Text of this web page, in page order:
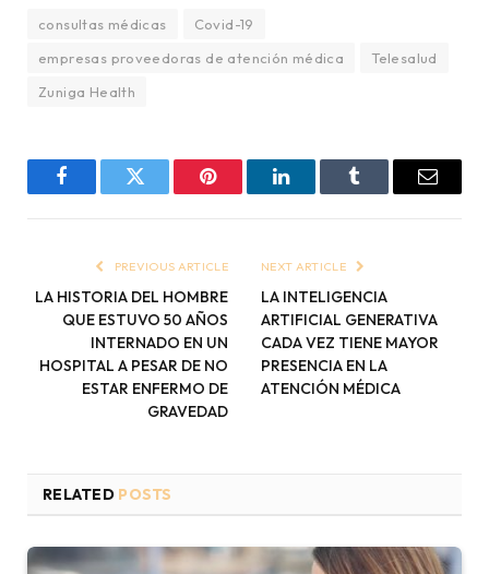
consultas médicas
Covid-19
empresas proveedoras de atención médica
Telesalud
Zuniga Health
FacebookTwitter Pinterest LinkedInTumblr Email
PREVIOUS ARTICLE
LA HISTORIA DEL HOMBRE
QUE ESTUVO 50 AÑOS
INTERNADO EN UN
HOSPITAL A PESAR DE NO
ESTAR ENFERMO DE
GRAVEDAD
NEXT ARTICLE
LA INTELIGENCIA
ARTIFICIAL GENERATIVA
CADA VEZ TIENE MAYOR
PRESENCIA EN LA
ATENCIÓN MÉDICA
RELATED POSTS